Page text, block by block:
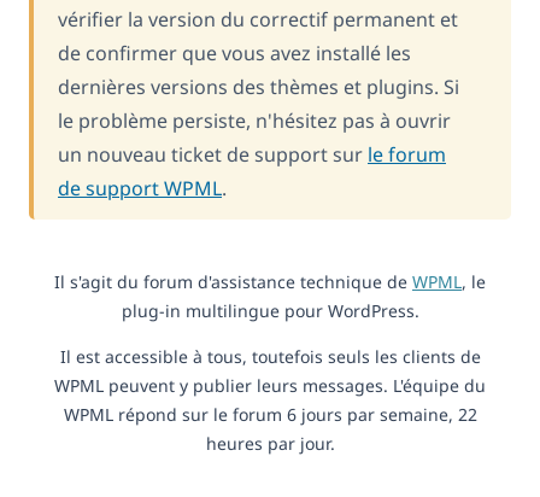
vérifier la version du correctif permanent et
de confirmer que vous avez installé les
dernières versions des thèmes et plugins. Si
le problème persiste, n'hésitez pas à ouvrir
un nouveau ticket de support sur le forum
de support WPML.
Il s'agit du forum d'assistance technique de WPML, le
plug-in multilingue pour WordPress.
Il est accessible à tous, toutefois seuls les clients de
WPML peuvent y publier leurs messages. L'équipe du
WPML répond sur le forum 6 jours par semaine, 22
heures par jour.